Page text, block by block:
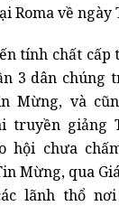
Roma về ngày
tính chất cấp
3 dân chúng
Mừng, và
truyền giảng
hội chưa
Mừng, qua
lãnh thổ